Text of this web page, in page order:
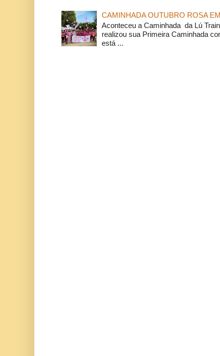
CAMINHADA OUTUBRO ROSA
Aconteceu a Caminhada da Lú
realizou sua Primeira Caminhada
está ...